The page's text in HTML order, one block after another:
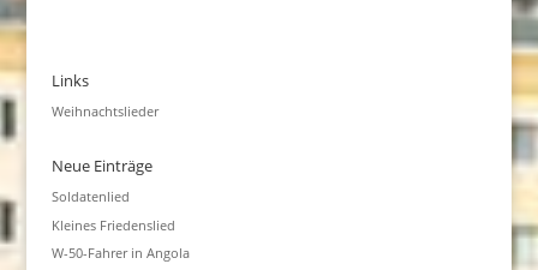
Links
Weihnachtslieder
Neue Einträge
Soldatenlied
Kleines Friedenslied
W-50-Fahrer in Angola